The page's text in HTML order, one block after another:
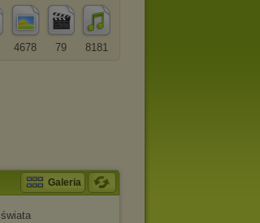
8181
79
4678
Galeria